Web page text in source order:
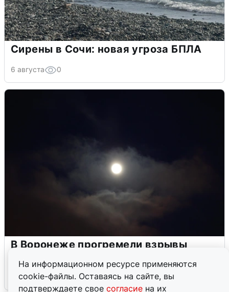
На информационном ресурсе применяются
cookie-файлы. Оставаясь на сайте, вы
подтверждаете свое согласие на их
Сирены в Сочи: новая угроза БПЛА
6 августа 0
В Воронеже прогремели взрывы
5 августа 0